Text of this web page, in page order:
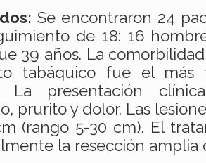
Se encontraron 24
de 18: 16
39 años. La
tabáquico fue el más
La presentación
prurito y dolor. Las
(rango 5-30 cm). El
la resección amplia